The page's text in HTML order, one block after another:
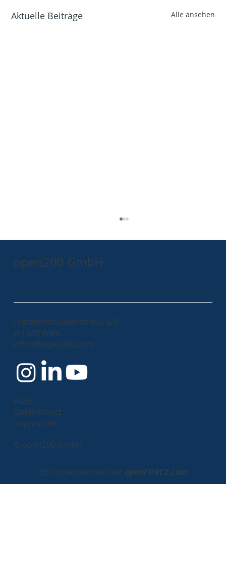
Aktuelle Beiträge Alle ansehen
WeAreDevelopers World Congress - A
Review
© open200 GmbH
Franzensbrückenstraße 5/5
A-1020 Wien
office@open200.com
Impressum
Datenschutz
AGBs
open200 GmbH
Ein Unternehmen der openFORCE.com